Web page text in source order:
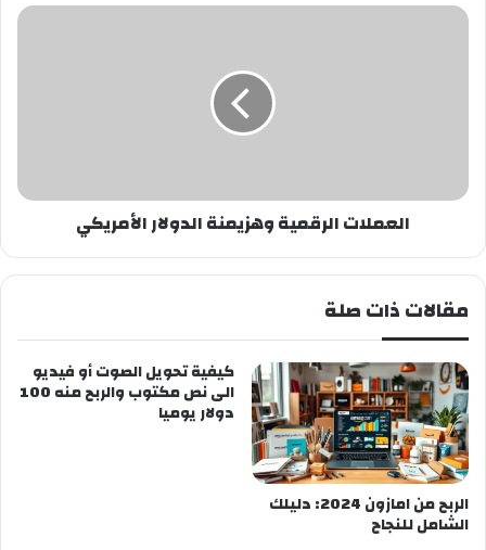
العملات
العملات الرقمية وهزيمنة الدولار الأمريكي
مقالات ذات صلة
الربح من امازون 2024: دليلك
الشامل للنجاح
كيفية تحويل الصوت أو فيديو
الى نص مكتوب والربح منه 100
دولار يوميا